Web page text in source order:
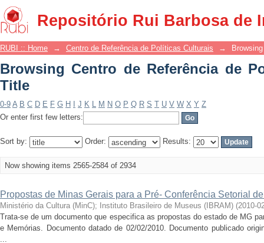
Repositório Rui Barbosa de
Browsing Centro de Referência de
RUBI :: Home → Centro de Referência de Políticas Culturais →
Browsing Centro de Referência de
Title
0-9 A B C D E F G H J K L M N O P Q R S T U V W X Y Z
Or enter first few letters:
Sort by: Order: Results:
Now showing items 2565-2584 of 2934
Propostas de Minas Gerais para a Pré- Conferência Setorial
Ministério da Cultura (MinC); Instituto Brasileiro de Museus (IBRAM) (2010-
Trata-se de um documento que especifica as propostas do estado de MG
e Memórias. Documento datado de 02/02/2010. Documento publicado
...